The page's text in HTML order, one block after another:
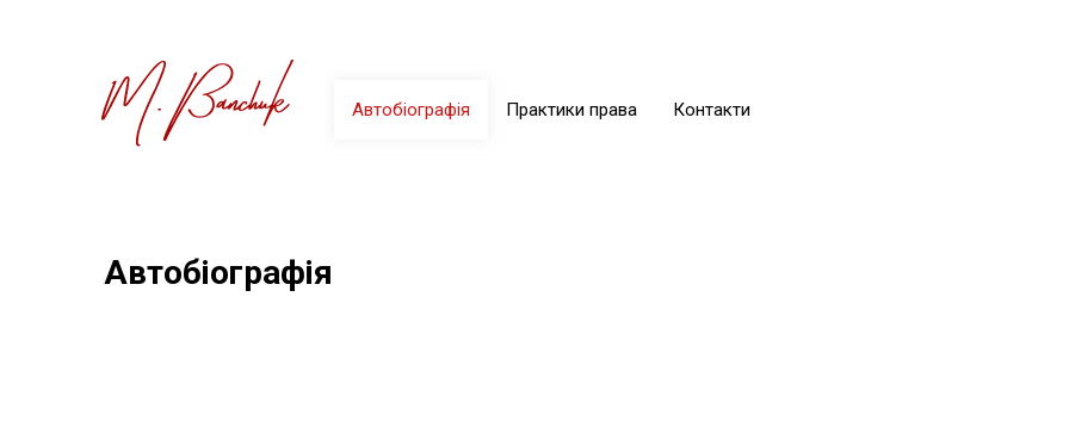
основного
Основная
навигация
Автобіографія Практики права Контакти
Автобіографія